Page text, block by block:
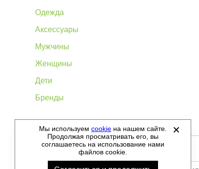
Одежда
Аксессуары
Мужчины
Женщины
Дети
Бренды
©2012-2026 - Sellgroup.ru - все права защищены.
Мы используем cookie на нашем сайте.
Продолжая просматривать его, вы
соглашаетесь на использование нами
файлов cookie.